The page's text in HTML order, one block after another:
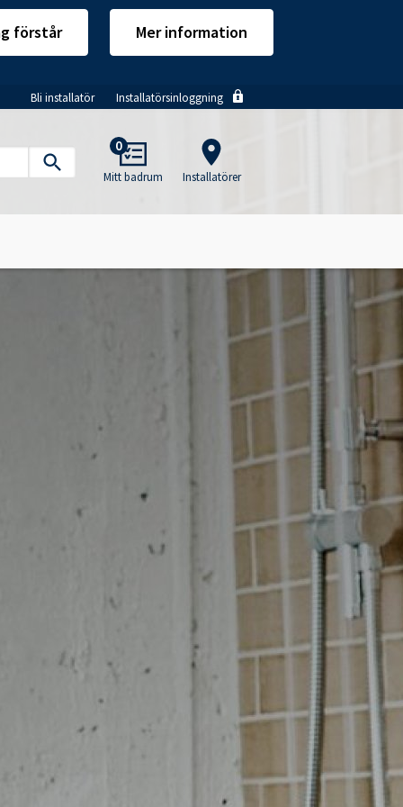
förstår Mer information
Bli installatör Installatörsinloggning
0
Mitt badrum
navigation
Installatörer